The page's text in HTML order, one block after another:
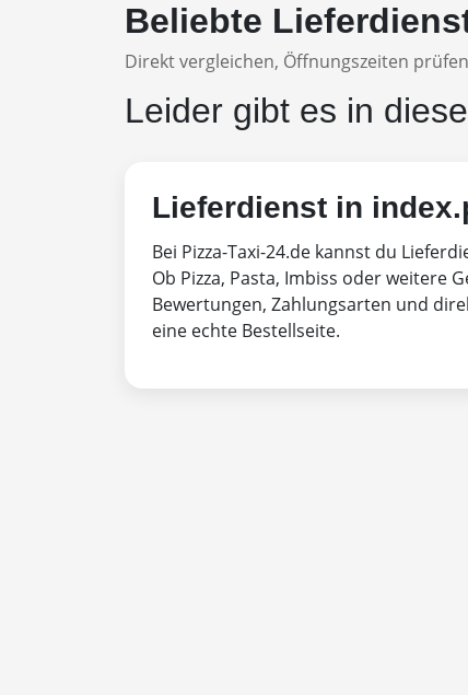
Beliebte
Direkt vergleichen, Öffnungszeiten
Leider gibt es in
Lieferdienst in
Bei Pizza-Taxi-24.de kannst du
Ob Pizza, Pasta, Imbiss oder weitere
Bewertungen, Zahlungsarten und
eine echte Bestellseite.